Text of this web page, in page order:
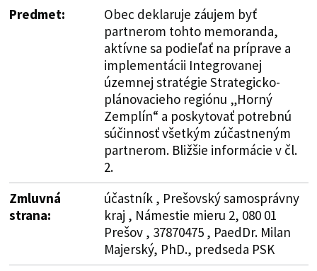
Predmet:
Obec deklaruje záujem byť
partnerom tohto memoranda,
aktívne sa podieľať na príprave a
implementácii Integrovanej
územnej stratégie Strategicko-
plánovacieho regiónu „Horný
Zemplín“ a poskytovať potrebnú
súčinnosť všetkým zúčastneným
partnerom. Bližšie informácie v čl.
2.
Zmluvná
strana:
účastník , Prešovský samosprávny
kraj , Námestie mieru 2, 080 01
Prešov , 37870475 , PaedDr. Milan
Majerský, PhD., predseda PSK